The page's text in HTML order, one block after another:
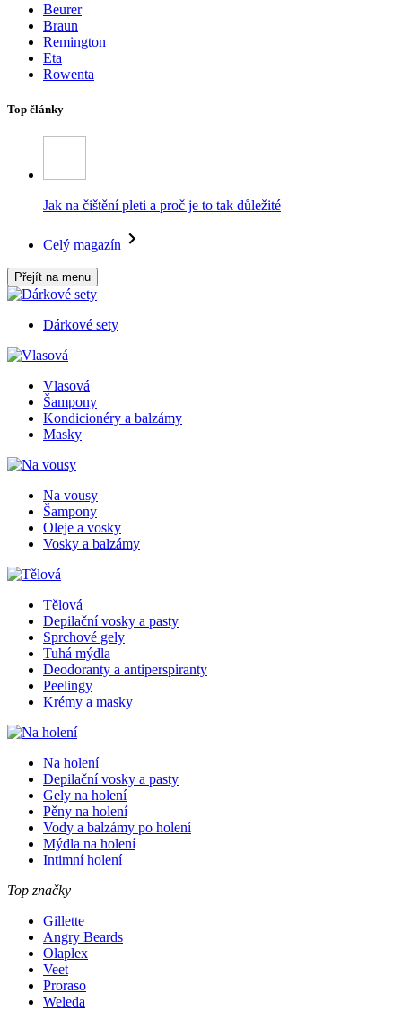
Beurer
Braun
Remington
Eta
Rowenta
Top články
Jak na čištění pleti a proč je to tak důležité
Celý magazín
Přejít na menu
Dárkové sety
Vlasová
Šampony
Kondicionéry a balzámy
Masky
Na vousy
Šampony
Oleje a vosky
Vosky a balzámy
Tělová
Depilační vosky a pasty
Sprchové gely
Tuhá mýdla
Deodoranty a antiperspiranty
Peelingy
Krémy a masky
Na holení
Depilační vosky a pasty
Gely na holení
Pěny na holení
Vody a balzámy po holení
Mýdla na holení
Intimní holení
Top značky
Gillette
Angry Beards
Olaplex
Veet
Proraso
Weleda